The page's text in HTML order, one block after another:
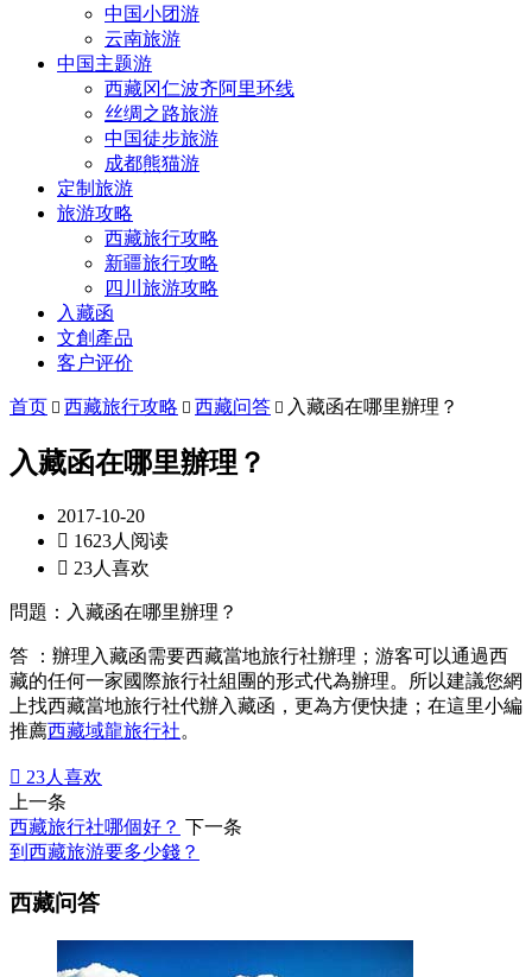
中国小团游
云南旅游
中国主题游
西藏冈仁波齐阿里环线
丝绸之路旅游
中国徒步旅游
成都熊猫游
定制旅游
旅游攻略
西藏旅行攻略
新疆旅行攻略
四川旅游攻略
入藏函
文創產品
客户评价
首页  西藏旅行攻略  西藏问答  入藏函在哪里辦理？
入藏函在哪里辦理？
2017-10-20
 1623人阅读
 23人喜欢
問題：入藏函在哪里辦理？
答 ：辦理入藏函需要西藏當地旅行社辦理；游客可以通過西
藏的任何一家國際旅行社組團的形式代為辦理。所以建議您網
上找西藏當地旅行社代辦入藏函，更為方便快捷；在這里小編
推薦西藏域龍旅行社。
 23人喜欢
上一条
西藏旅行社哪個好？ 下一条
到西藏旅游要多少錢？
西藏问答